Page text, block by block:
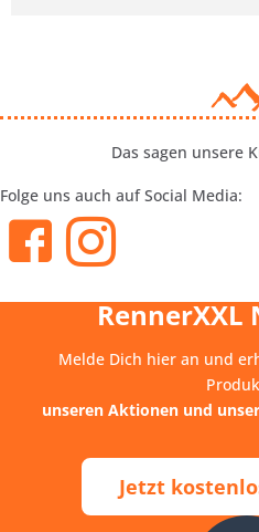
Das sagen unsere
Folge uns auch auf Social Media:
Melde Dich hier an und
unseren Aktionen und
Jetzt